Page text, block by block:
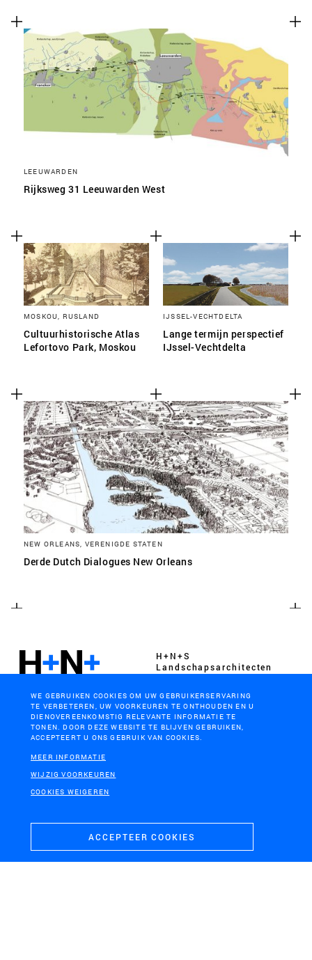
LEEUWARDEN
Rijksweg 31 Leeuwarden West
MOSKOU, RUSLAND
Cultuurhistorische Atlas
Lefortovo Park, Moskou
IJSSEL-VECHTDELTA
Lange termijn perspectief
IJssel-Vechtdelta
NEW ORLEANS, VERENIGDE STATEN
Derde Dutch Dialogues New Orleans
H+N+S
Landschaps­architecten
+31 (0)33 4328036
mail@hnsland.nl
WE GEBRUIKEN COOKIES OM UW GEBRUIKERSERVARING
TE VERBETEREN, UW VOORKEUREN TE ONTHOUDEN EN U
DIENOVEREENKOMSTIG RELEVANTE INFORMATIE TE
TONEN. DOOR DEZE WEBSITE TE BLIJVEN GEBRUIKEN,
ACCEPTEERT U ONS GEBRUIK VAN COOKIES.
MEER INFORMATIE
WIJZIG VOORKEUREN
COOKIES WEIGEREN
ACCEPTEER COOKIES